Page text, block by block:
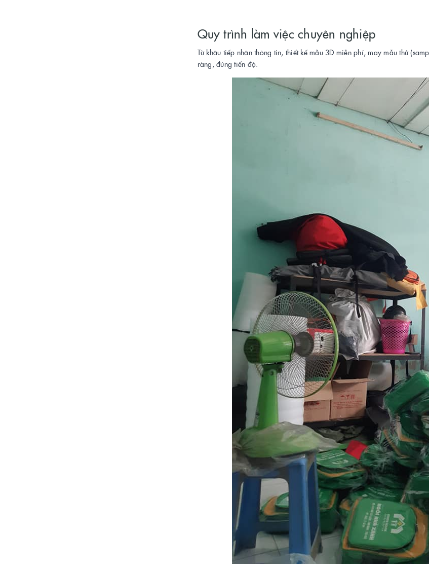
Quy trình làm việc chuyên nghiệp
Từ khâu tiếp nhận thông tin, thiết kế mẫu 3D miễn phí, may mẫu thử
ràng, đúng tiến độ.